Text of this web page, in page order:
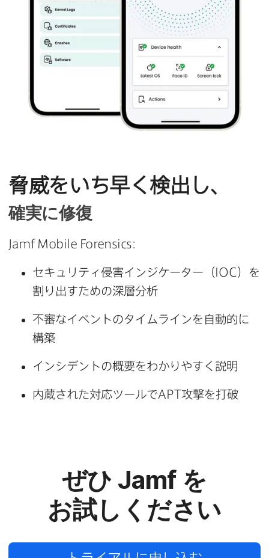
脅威を​いち早く​検出し、
確実に​修復
Jamf Mobile Forensics:
セキュリティ侵害インジケーター​（ IOC ）を​
割り出すための​深層分析
不審な​イベントの​タイムラインを​自動的に​
構築
インシデントの​概要を​わかりやすく​説明
内蔵された​対応ツールでAPT攻撃を​打破
ぜひ Jamf を​
お試しください